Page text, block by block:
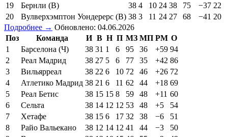
19
Бернли (В) 38 4 10 24 38 75 −37 22
20
Вулверхэмптон Уондерерс (В) 38 3 11 24 27 68 −41 20
Подробнее → Обновлено: 04.06.2026
Поз
Команда И В Н П МЗ МП РМ О
1
Барселона (Ч) 38 31 1 6 95 36 +59 94
2
Реал Мадрид 38 27 5 6 77 35 +42 86
3
Вильярреал 38 22 6 10 72 46 +26 72
4
Атлетико Мадрид 38 21 6 11 62 44 +18 69
5
Реал Бетис 38 15 15 8 59 48 +11 60
6
Сельта 38 14 12 12 53 48 +5
54
7
Хетафе 38 15 6 17 32 38 −6
51
8
Райо Вальекано 38 12 14 12 41 44 −3
50